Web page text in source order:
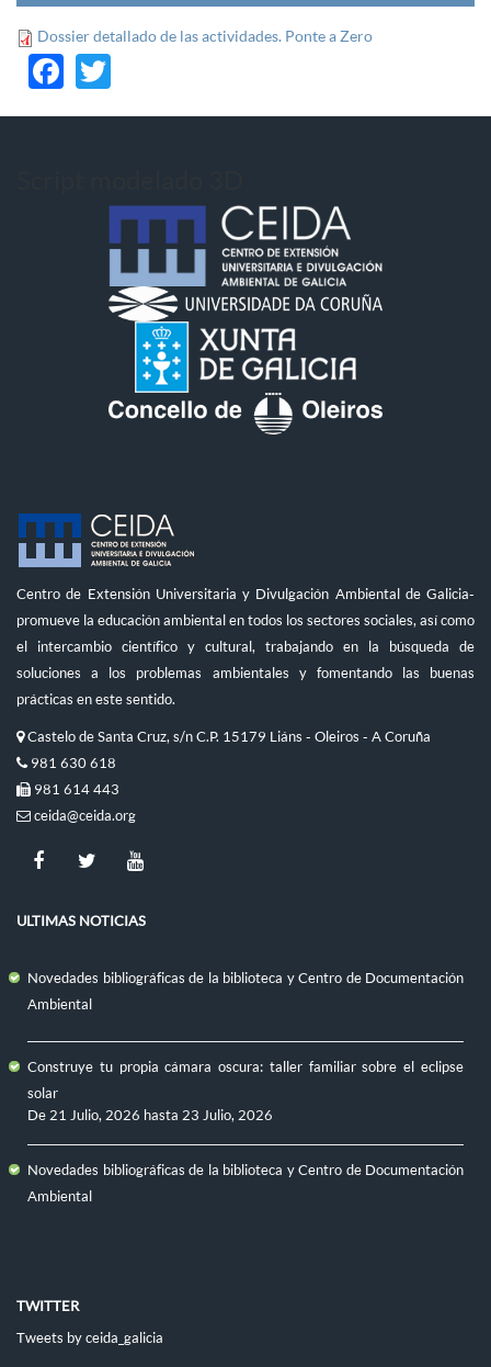
Dossier detallado de las actividades. Ponte a Zero
Facebook
Centro de Extensión Universitaria y Divulgación Ambiental de Galicia-
promueve la educación ambiental en todos los sectores sociales, así como
el intercambio científico y cultural, trabajando en la búsqueda de
soluciones a los problemas ambientales y fomentando las buenas
prácticas en este sentido.
Castelo de Santa Cruz, s/n C.P. 15179 Liáns - Oleiros - A Coruña
981 630 618
981 614 443
ceida@ceida.org
ULTIMAS NOTICIAS
Novedades bibliográficas de la biblioteca y Centro de Documentación
Ambiental
Construye tu propia cámara oscura: taller familiar sobre el eclipse
solar
De 21 Julio, 2026 hasta 23 Julio, 2026
Novedades bibliográficas de la biblioteca y Centro de Documentación
Ambiental
TWITTER
Tweets by ceida_galicia